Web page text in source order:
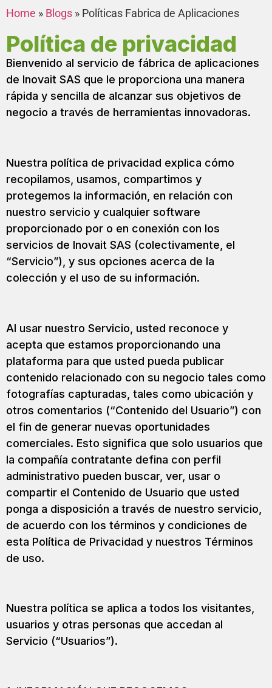
Home » Blogs » Políticas Fabrica de Aplicaciones
Política de privacidad
Bienvenido al servicio de fábrica de aplicaciones
de Inovait SAS que le proporciona una manera
rápida y sencilla de alcanzar sus objetivos de
negocio a través de herramientas innovadoras.
Nuestra política de privacidad explica cómo
recopilamos, usamos, compartimos y
protegemos la información, en relación con
nuestro servicio y cualquier software
proporcionado por o en conexión con los
servicios de Inovait SAS (colectivamente, el
“Servicio”), y sus opciones acerca de la
colección y el uso de su información.
Al usar nuestro Servicio, usted reconoce y
acepta que estamos proporcionando una
plataforma para que usted pueda publicar
contenido relacionado con su negocio tales como
fotografías capturadas, tales como ubicación y
otros comentarios (“Contenido del Usuario”) con
el fin de generar nuevas oportunidades
comerciales. Esto significa que solo usuarios que
la compañía contratante defina con perfil
administrativo pueden buscar, ver, usar o
compartir el Contenido de Usuario que usted
ponga a disposición a través de nuestro servicio,
de acuerdo con los términos y condiciones de
esta Política de Privacidad y nuestros Términos
de uso.
Nuestra política se aplica a todos los visitantes,
usuarios y otras personas que accedan al
Servicio (“Usuarios”).